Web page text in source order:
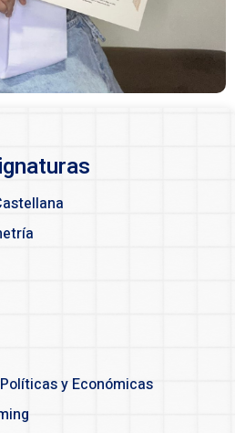
y Económicas